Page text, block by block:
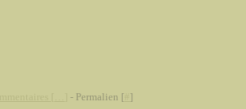
- Permalien [ ]